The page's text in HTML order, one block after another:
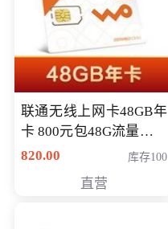
联通无线上网卡48GB年
卡 800元包48G流量，其
中全国流量12G，省内
820.00 库存100
直营